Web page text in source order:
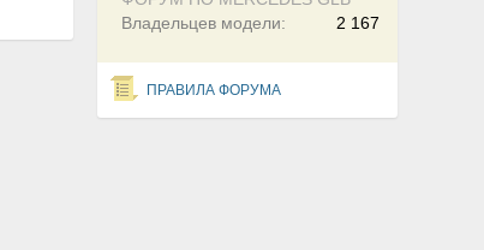
2 167
Владельцев модели:
ПРАВИЛА ФОРУМА